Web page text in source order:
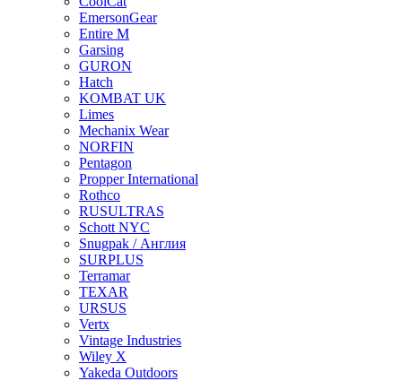
EmersonGear
Entire M
Garsing
GURON
Hatch
KOMBAT UK
Limes
Mechanix Wear
NORFIN
Pentagon
Propper International
Rothco
RUSULTRAS
Schott NYC
Snugpak / Англия
SURPLUS
Terramar
TEXAR
URSUS
Vertx
Vintage Industries
Wiley X
Yakeda Outdoors